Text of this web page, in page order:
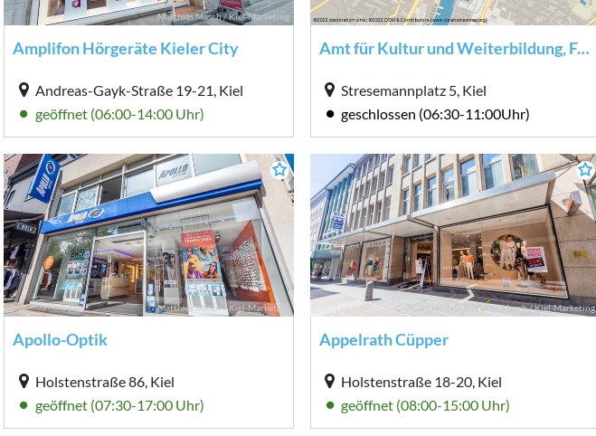
Matthias Masch / Kiel-Marketing
Amplifon Hörgeräte Kieler City
Andreas-Gayk-Straße 19-21, Kiel
geöffnet (06:00-14:00 Uhr)
Amt für Kultur und Weiterbildung, Förde-vhs
Stresemannplatz 5, Kiel
geschlossen (06:30-11:00Uhr)
Matthias Masch / Kiel-Marketing
Apollo-Optik
Holstenstraße 86, Kiel
geöffnet (07:30-17:00 Uhr)
© CC-BY-NC-ND Matthias Masch / Kiel-Marketing
Appelrath Cüpper
Holstenstraße 18-20, Kiel
geöffnet (08:00-15:00 Uhr)